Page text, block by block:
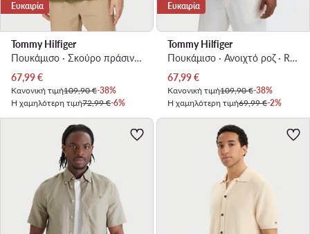
Ευκαιρία
Tommy Hilfiger
Πουκάμισο · Σκούρο πράσινο · Regular Fit
Τρέχουσα τιμή
67,99€
Κανονική τιμή109,90 €-38%
Η χαμηλότερη τιμή72,99 €-6%
Ευκαιρία
Tommy Hilfiger
Πουκάμισο · Ανοιχτό ροζ · Regular Fit
Τρέχουσα τιμή
67,99€
Κανονική τιμή109,90 €-38%
Η χαμηλότερη τιμή69,99 €-2%